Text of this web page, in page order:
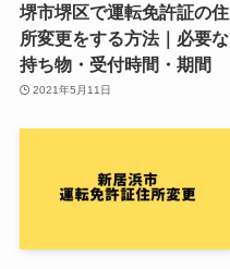
堺市堺区で運転免許証の住
所変更をする方法｜必要な
持ち物・受付時間・期間
2021年5月11日